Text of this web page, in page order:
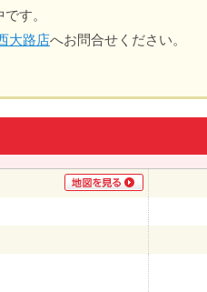
す。
大路店へお問合せください。